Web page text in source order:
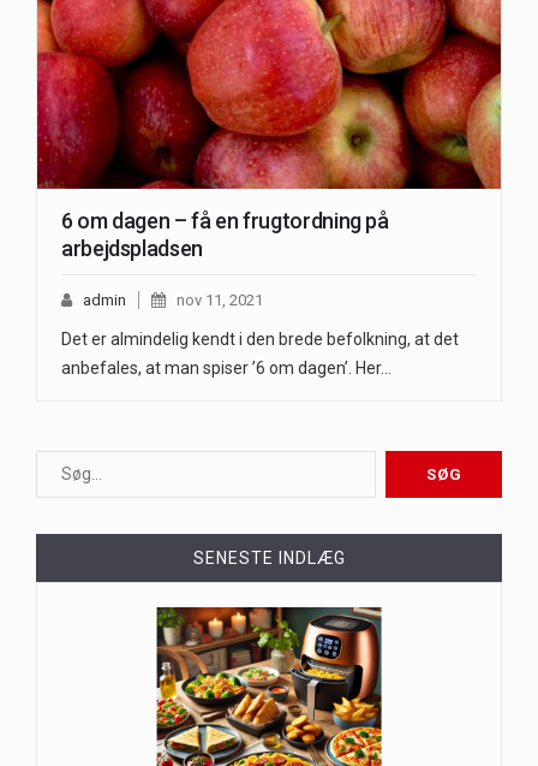
6 om dagen – få en frugtordning på
arbejdspladsen
admin nov 11, 2021
Det er almindelig kendt i den brede befolkning, at det
anbefales, at man spiser ’6 om dagen’. Her…
SENESTE INDLÆG